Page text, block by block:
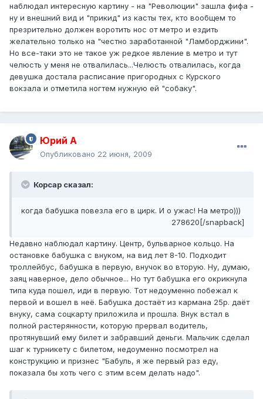
наблюдал интересную картину - на "Революции" зашла фифа -
ну и внешний вид и "прикид" из касты тех, кто вообщем то
презрительно должен воротить нос от метро и ездить
желательно только на "честно заработанной "Ламборджини".
Но все-таки это не такое уж редкое явление в метро и тут
челюсть у меня не отвалилась...Челюсть отвалилась, когда
девушка достала расписание пригородных с Курского
вокзала и отметила ногтем нужную ей "собаку".
Юрий А
Опубликовано 22 июня, 2009
Корсар сказал:
когда бабушка повезла его в цирк. И о ужас! На метро)))
278620[/snapback]
Недавно наблюдал картину. Центр, бульварное кольцо. На
остановке бабушка с внуком, на вид лет 8-10. Подходит
троллейбус, бабушка в первую, внучок во вторую. Ну, думаю,
заяц наверное, дело обычное... Но тут бабушка его окрикнула
типа куда пошел, иди в первую. Тот недоуменно побежал к
первой и вошел в неё. Бабушка достаёт из кармана 25р. даёт
внуку, сама соцкарту приложила и прошла. Внук встал в
полной растерянности, которую прервал водитель,
протянувший ему билет и забравший деньги. Мальчик сделал
шаг к турникету с билетом, недоуменно посмотрел на
конструкцию и признес "Бабуль, я же первый раз еду,
показала бы хоть чего с этим всем делать надо".